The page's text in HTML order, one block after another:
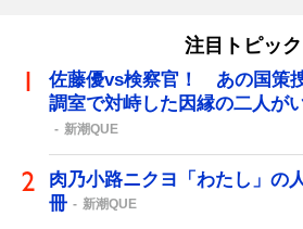
注目トピック
佐藤優vs検察官！ あの国策
調室で対峙した因縁の二人が
新潮QUE
肉乃小路ニクヨ「わたし」の
冊
新潮QUE